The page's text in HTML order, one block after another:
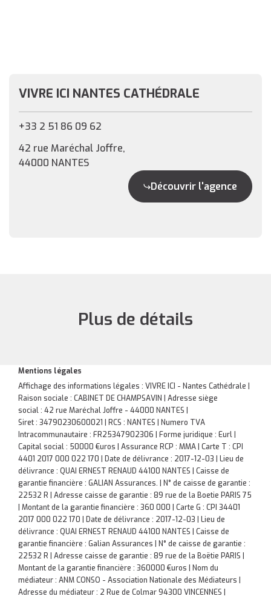
VIVRE ICI NANTES CATHÉDRALE
+33 2 51 86 09 62
42 rue Maréchal Joffre,
44000 NANTES
Découvrir l'agence
Plus de détails
Mentions légales
Affichage des informations légales : VIVRE ICI - Nantes Cathédrale |
Raison sociale : CABINET DE CHAMPSAVIN | Adresse siège
social : 42 rue Maréchal Joffre - 44000 NANTES |
Siret : 34790230600021 | RCS : NANTES | Numero TVA
Intracommunautaire : FR25347902306 | Forme juridique : Eurl |
Capital social : 50000 €uros | Assurance RCP : MMA | Carte T : CPI
4401 2017 000 022 170 | Date de délivrance : 2017-12-03 | Lieu de
délivrance : QUAI ERNEST RENAUD 44100 NANTES | Caisse de
garantie financière : GALIAN Assurances. | N° de caisse de garantie :
22532 R | Adresse caisse de garantie : 89 rue de la Boetie PARIS 75
| Montant de la garantie financière : 360 000 | Carte G : CPI 34401
2017 000 022 170 | Date de délivrance : 2017-12-03 | Lieu de
délivrance : QUAI ERNEST RENAUD 44100 NANTES | Caisse de
garantie financière : Galian Assurances | N° de caisse de garantie :
22532 R | Adresse caisse de garantie : 89 rue de la Boëtie PARIS |
Montant de la garantie financière : 360000 €uros | Nom du
médiateur : ANM CONSO - Association Nationale des Médiateurs |
Adresse du médiateur : 2 Rue de Colmar 94300 VINCENNES |